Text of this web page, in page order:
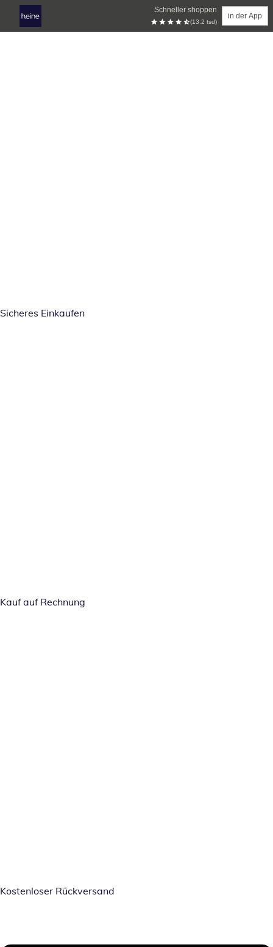
Schneller shoppen
(13.2 tsd)
in der App
Sicheres Einkaufen
Kauf auf Rechnung
Kostenloser Rückversand